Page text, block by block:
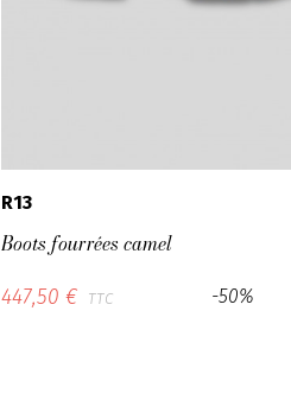
R13
Boots fourrées camel
-50%
447,50 € TTC